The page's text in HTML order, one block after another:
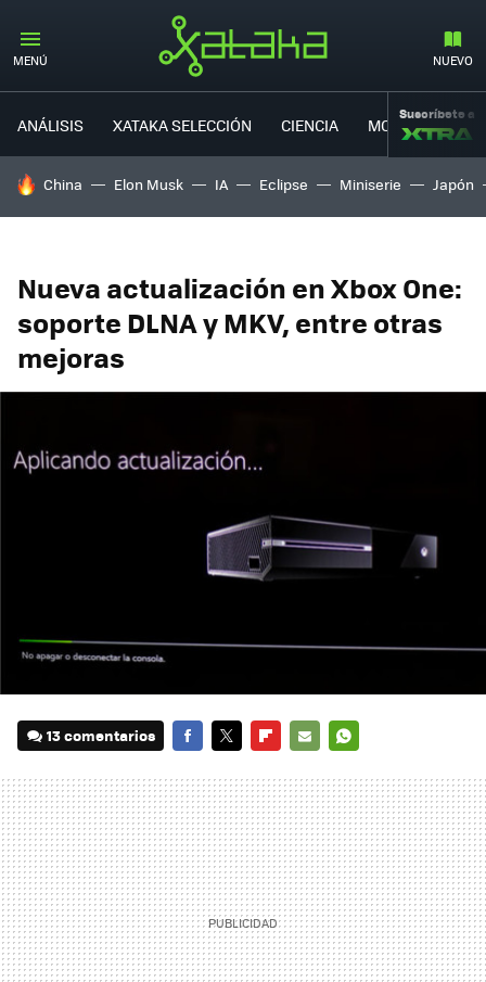
MENÚ NUEVO
ANÁLISIS XATAKA SELECCIÓN CIENCIA MOVILIDAD
Suscríbete a
HOY SE HABLA DE
China Elon Musk IA Eclipse Miniserie Japón
Nueva actualización en Xbox One:
soporte DLNA y MKV, entre otras
mejoras
13 comentarios
MAIL